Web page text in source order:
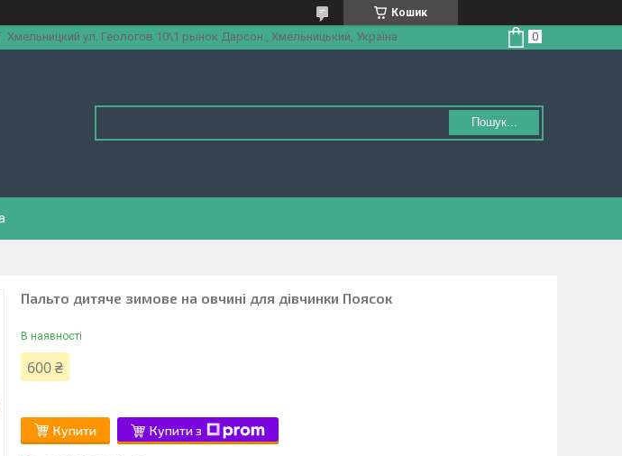
Кошик
Хмельницкий ул. Геологов 10\1 рынок Дарсон., Хмельницький, Україна
Пошук...
Пальто дитяче зимове на овчині для дівчинки Поясок
В наявності
600 ₴
Купити Купити з